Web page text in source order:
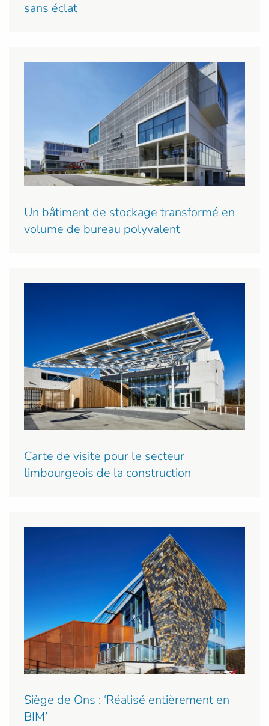
sans éclat
Un bâtiment de stockage transformé en
volume de bureau polyvalent
Carte de visite pour le secteur
limbourgeois de la construction
Siège de Ons : ‘Réalisé entièrement en
BIM’